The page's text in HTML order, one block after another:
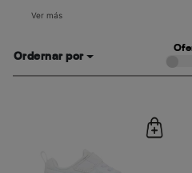
más colores darán un gran look
Ver más
Ordernar por